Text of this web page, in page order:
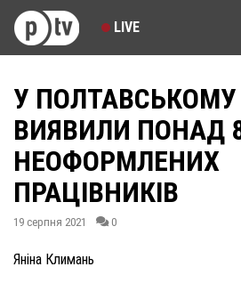
LIVE
У ПОЛТАВСЬКОМУ
ВИЯВИЛИ ПОНАД
НЕОФОРМЛЕНИХ
ПРАЦІВНИКІВ
19 серпня 2021 0
Яніна Климань